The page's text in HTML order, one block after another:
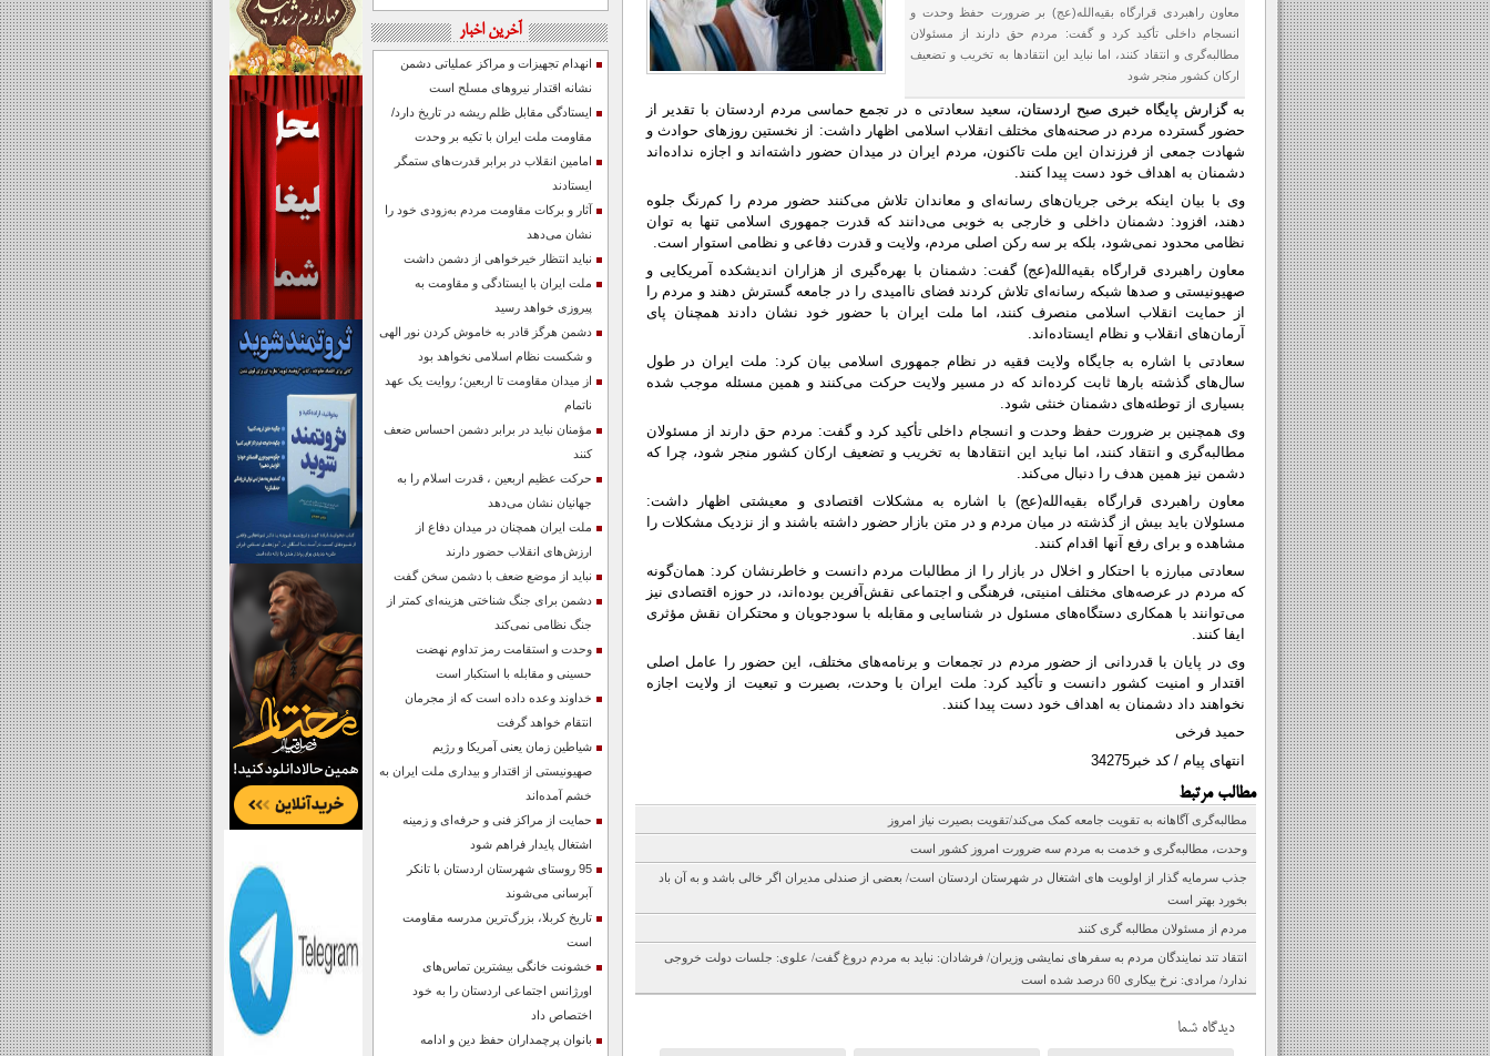
معاون راهبردی قرارگاه بقیه‌الله(عج) بر ضرورت حفظ وحدت و
انسجام داخلی تأکید کرد و گفت: مردم حق دارند از مسئولان
مطالبه‌گری و انتقاد کنند، اما نباید این انتقادها به تخریب و تضعیف
ارکان کشور منجر شود
به گزارش پایگاه خبری صبح اردستان، سعید سعادتی ه در تجمع حماسی مردم اردستان با تقدیر از
حضور گسترده مردم در صحنه‌های مختلف انقلاب اسلامی اظهار داشت: از نخستین روزهای حوادث و
شهادت جمعی از فرزندان این ملت تاکنون، مردم ایران در میدان حضور داشته‌اند و اجازه نداده‌اند
دشمنان به اهداف خود دست پیدا کنند.
وی با بیان اینکه برخی جریان‌های رسانه‌ای و معاندان تلاش می‌کنند حضور مردم را کم‌رنگ جلوه
دهند، افزود: دشمنان داخلی و خارجی به خوبی می‌دانند که قدرت جمهوری اسلامی تنها به توان
نظامی محدود نمی‌شود، بلکه بر سه رکن اصلی مردم، ولایت و قدرت دفاعی و نظامی استوار است.
معاون راهبردی قرارگاه بقیه‌الله(عج) گفت: دشمنان با بهره‌گیری از هزاران اندیشکده آمریکایی و
صهیونیستی و صدها شبکه رسانه‌ای تلاش کردند فضای ناامیدی را در جامعه گسترش دهند و مردم را
از حمایت انقلاب اسلامی منصرف کنند، اما ملت ایران با حضور خود نشان دادند همچنان پای
آرمان‌های انقلاب و نظام ایستاده‌اند.
سعادتی با اشاره به جایگاه ولایت فقیه در نظام جمهوری اسلامی بیان کرد: ملت ایران در طول
سال‌های گذشته بارها ثابت کرده‌اند که در مسیر ولایت حرکت می‌کنند و همین مسئله موجب شده
بسیاری از توطئه‌های دشمنان خنثی شود.
وی همچنین بر ضرورت حفظ وحدت و انسجام داخلی تأکید کرد و گفت: مردم حق دارند از مسئولان
مطالبه‌گری و انتقاد کنند، اما نباید این انتقادها به تخریب و تضعیف ارکان کشور منجر شود، چرا که
دشمن نیز همین هدف را دنبال می‌کند.
معاون راهبردی قرارگاه بقیه‌الله(عج) با اشاره به مشکلات اقتصادی و معیشتی اظهار داشت:
مسئولان باید بیش از گذشته در میان مردم و در متن بازار حضور داشته باشند و از نزدیک مشکلات را
مشاهده و برای رفع آنها اقدام کنند.
سعادتی مبارزه با احتکار و اخلال در بازار را از مطالبات مردم دانست و خاطرنشان کرد: همان‌گونه
که مردم در عرصه‌های مختلف امنیتی، فرهنگی و اجتماعی نقش‌آفرین بوده‌اند، در حوزه اقتصادی نیز
می‌توانند با همکاری دستگاه‌های مسئول در شناسایی و مقابله با سودجویان و محتکران نقش مؤثری
ایفا کنند.
وی در پایان با قدردانی از حضور مردم در تجمعات و برنامه‌های مختلف، این حضور را عامل اصلی
اقتدار و امنیت کشور دانست و تأکید کرد: ملت ایران با وحدت، بصیرت و تبعیت از ولایت اجازه
نخواهند داد دشمنان به اهداف خود دست پیدا کنند.
حمید فرخی
انتهای پیام / کد خبر34275
مطالب مرتبط
مطالبه‌گری آگاهانه به تقویت جامعه کمک می‌کند/تقویت بصیرت نیاز امروز
وحدت، مطالبه‌گری و خدمت به مردم سه ضرورت امروز کشور است
جذب سرمایه گذار از اولویت های اشتغال در شهرستان اردستان است/ بعضی از صندلی مدیران اگر خالی باشد و به آن باد
بخورد بهتر است
مردم از مسئولان مطالبه گری کنند
انتقاد تند نمایندگان مردم به سفرهای نمایشی وزیران/ فرشادان: نباید به مردم دروغ گفت/ علوی: جلسات دولت خروجی
ندارد/ مرادی: نرخ بیکاری 60 درصد شده است
دیدگاه شما
آخرین اخبار
انهدام تجهیزات و مراکز عملیاتی دشمن
نشانه اقتدار نیروهای مسلح است
ایستادگی مقابل ظلم ریشه در تاریخ دارد/
مقاومت ملت ایران با تکیه بر وحدت
امامین انقلاب در برابر قدرت‌های ستمگر
ایستادند
آثار و برکات مقاومت مردم به‌زودی خود را
نشان می‌دهد
نباید انتظار خیرخواهی از دشمن داشت
ملت ایران با ایستادگی و مقاومت به
پیروزی خواهد رسید
دشمن هرگز قادر به خاموش کردن نور الهی
و شکست نظام اسلامی نخواهد بود
از میدان مقاومت تا اربعین؛ روایت یک عهد
ناتمام
مؤمنان نباید در برابر دشمن احساس ضعف
کنند
حرکت عظیم اربعین ، قدرت اسلام را به
جهانیان نشان می‌دهد
ملت ایران همچنان در میدان دفاع از
ارزش‌های انقلاب حضور دارند
نباید از موضع ضعف با دشمن سخن گفت
دشمن برای جنگ شناختی هزینه‌ای کمتر از
جنگ نظامی نمی‌کند
وحدت و استقامت رمز تداوم نهضت
حسینی و مقابله با استکبار است
خداوند وعده داده است که از مجرمان
انتقام خواهد گرفت
شیاطین زمان یعنی آمریکا و رژیم
صهیونیستی از اقتدار و بیداری ملت ایران به
خشم آمده‌اند
حمایت از مراکز فنی و حرفه‌ای و زمینه
اشتغال پایدار فراهم شود
95 روستای شهرستان اردستان با تانکر
آبرسانی می‌شوند
تاریخ کربلا، بزرگ‌ترین مدرسه مقاومت
است
خشونت خانگی بیشترین تماس‌های
اورژانس اجتماعی اردستان را به خود
اختصاص داد
بانوان پرچمداران حفظ دین و ادامه